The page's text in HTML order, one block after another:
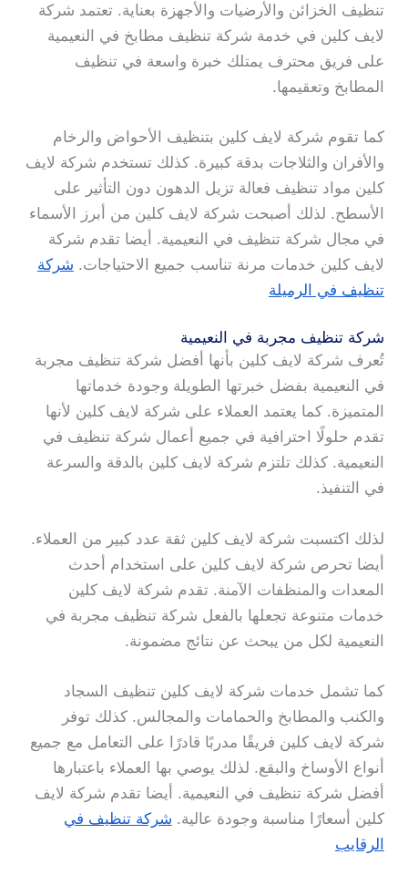
تنظيف الخزائن والأرضيات والأجهزة بعناية. تعتمد شركة
لايف كلين في خدمة شركة تنظيف مطابخ في النعيمية
على فريق محترف يمتلك خبرة واسعة في تنظيف
المطابخ وتعقيمها.
كما تقوم شركة لايف كلين بتنظيف الأحواض والرخام
والأفران والثلاجات بدقة كبيرة. كذلك تستخدم شركة لايف
كلين مواد تنظيف فعالة تزيل الدهون دون التأثير على
الأسطح. لذلك أصبحت شركة لايف كلين من أبرز الأسماء
في مجال شركة تنظيف في النعيمية. أيضا تقدم شركة
لايف كلين خدمات مرنة تناسب جميع الاحتياجات. شركة
تنظيف في الرميلة
شركة تنظيف مجربة في النعيمية
تُعرف شركة لايف كلين بأنها أفضل شركة تنظيف مجربة
في النعيمية بفضل خبرتها الطويلة وجودة خدماتها
المتميزة. كما يعتمد العملاء على شركة لايف كلين لأنها
تقدم حلولًا احترافية في جميع أعمال شركة تنظيف في
النعيمية. كذلك تلتزم شركة لايف كلين بالدقة والسرعة
في التنفيذ.
لذلك اكتسبت شركة لايف كلين ثقة عدد كبير من العملاء.
أيضا تحرص شركة لايف كلين على استخدام أحدث
المعدات والمنظفات الآمنة. تقدم شركة لايف كلين
خدمات متنوعة تجعلها بالفعل شركة تنظيف مجربة في
النعيمية لكل من يبحث عن نتائج مضمونة.
كما تشمل خدمات شركة لايف كلين تنظيف السجاد
والكنب والمطابخ والحمامات والمجالس. كذلك توفر
شركة لايف كلين فريقًا مدربًا قادرًا على التعامل مع جميع
أنواع الأوساخ والبقع. لذلك يوصي بها العملاء باعتبارها
أفضل شركة تنظيف في النعيمية. أيضا تقدم شركة لايف
كلين أسعارًا مناسبة وجودة عالية. شركة تنظيف في
الرقايب